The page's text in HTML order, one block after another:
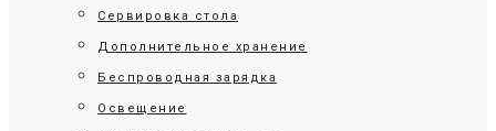
Сервировка стола
Дополнительное хранение
Беспроводная зарядка
Освещение